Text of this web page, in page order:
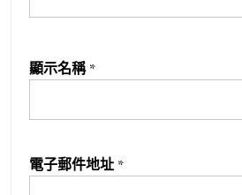
顯示名稱 *
電子郵件地址 *